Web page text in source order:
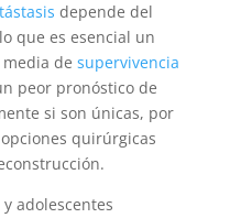
depende del
que es esencial un
de supervivencia
peor pronóstico de
si son únicas, por
quirúrgicas